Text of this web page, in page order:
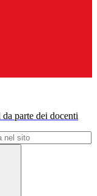
parte dei docenti